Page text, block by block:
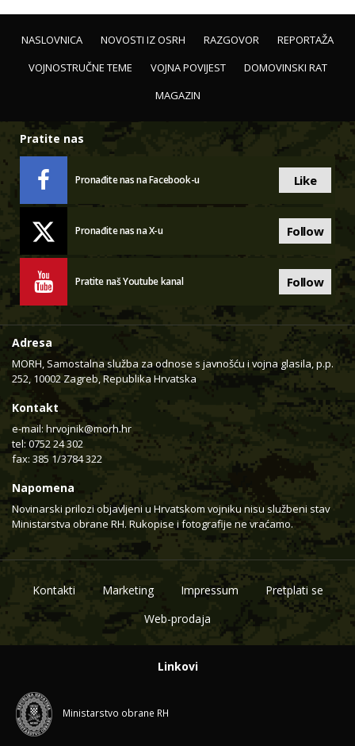
NASLOVNICA NOVOSTI IZ OSRH RAZGOVOR
REPORTAŽA
VOJNOSTRUČNE TEME
VOJNA POVIJEST
DOMOVINSKI RAT
MAGAZIN
Pratite nas
Pronađite nas na Facebook-u Like
Pronađite nas na X-u Follow
Pratite naš Youtube kanal Follow
Adresa
MORH, Samostalna služba za odnose s javnošću i vojna glasila, p.p.
252, 10002 Zagreb, Republika Hrvatska
Kontakt
e-mail: hrvojnik@morh.hr
tel: 0752 24 302
fax: 385 1/3784 322
Napomena
Novinarski prilozi objavljeni u Hrvatskom vojniku nisu službeni stav
Ministarstva obrane RH. Rukopise i fotografije ne vraćamo.
Kontakti Marketing Impressum
Pretplati se
Web-prodaja
Linkovi
Ministarstvo obrane RH